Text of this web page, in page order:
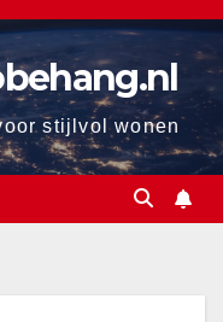
stijlvol wonen